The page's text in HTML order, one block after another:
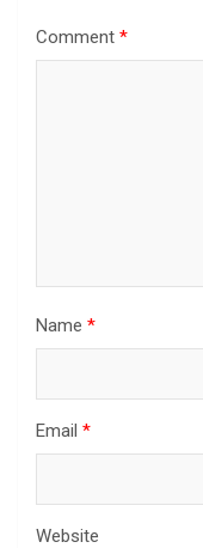
Comment *
Name *
Email *
Website